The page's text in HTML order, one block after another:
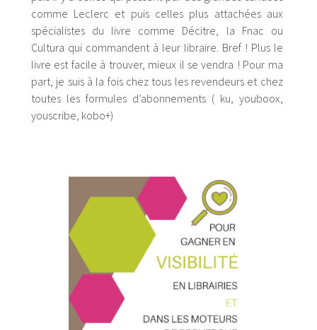
comme Leclerc et puis celles plus attachées aux
spécialistes du livre comme Décitre, la Fnac ou
Cultura qui commandent à leur libraire. Bref ! Plus le
livre est facile à trouver, mieux il se vendra ! Pour ma
part, je suis à la fois chez tous les revendeurs et chez
toutes les formules d’abonnements ( ku, youboox,
youscribe, kobo+)